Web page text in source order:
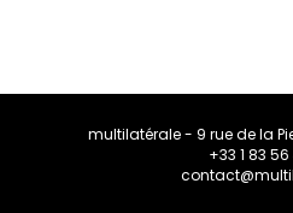
multilatérale - 9 rue de la
+33 1 83